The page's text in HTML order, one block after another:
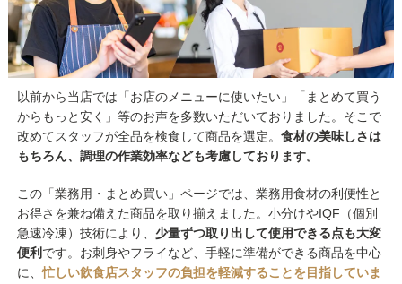
以前から当店では「お店のメニューに使いたい」「まとめて買う
からもっと安く」等のお声を多数いただいておりました。そこで
改めてスタッフが全品を検食して商品を選定。 食材の美味しさは
もちろん、調理の作業効率なども考慮しております。
この「業務用・まとめ買い」ページでは、業務用食材の利便性と
お得さを兼ね備えた商品を取り揃えました。小分けやIQF（個別
急速冷凍）技術により、 少量ずつ取り出して使用できる点も大変
便利 です。お刺身やフライなど、手軽に準備ができる商品を中心
に、忙しい飲食店スタッフの負担を軽減することを目指していま